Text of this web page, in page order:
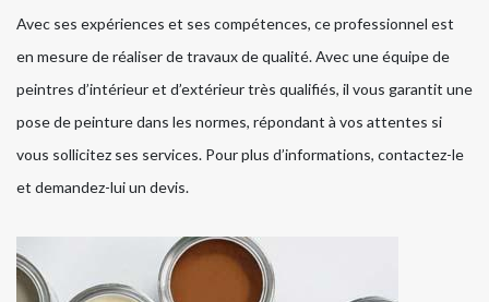
Avec ses expériences et ses compétences, ce professionnel est
en mesure de réaliser de travaux de qualité. Avec une équipe de
peintres d’intérieur et d’extérieur très qualifiés, il vous garantit une
pose de peinture dans les normes, répondant à vos attentes si
vous sollicitez ses services. Pour plus d’informations, contactez-le
et demandez-lui un devis.